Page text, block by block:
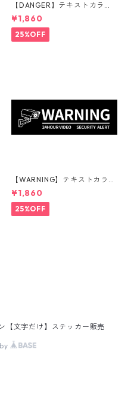
【DANGER】テキストカラ
ー：白 | ステッカー | ドライガ
ーデン | アガベ | 看板 | サイン
プレート | 危険 | 立ち入り禁止
| 庭 | 外構
¥1,860
25%OFF
【WARNING】テキストカラ
ー：白 | ステッカー | ドライガ
ーデン | アガベ | 看板 | サイン
プレート | 監視カメラ | 庭 | 外
構
¥1,860
25%OFF
【文字だけ】ステッカー販売